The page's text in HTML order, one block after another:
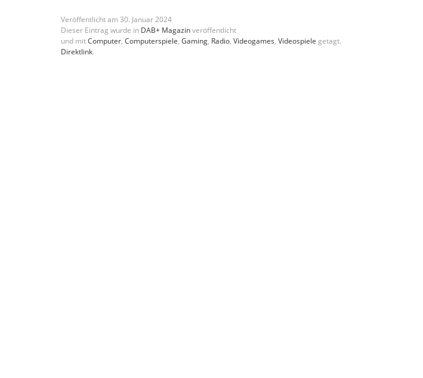
Veröffentlicht am 30. Januar2024
Dieser Eintrag wurde in DAB+ Magazinveröffentlicht
und mitComputer, Computerspiele, Gaming, Radio, Videogames, Videospiele getagt.
Direktlink.